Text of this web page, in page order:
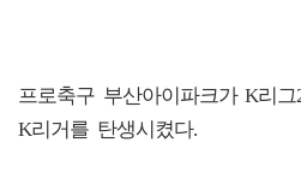
프로축구 부산아이파크가 K리
K리거를 탄생시켰다.